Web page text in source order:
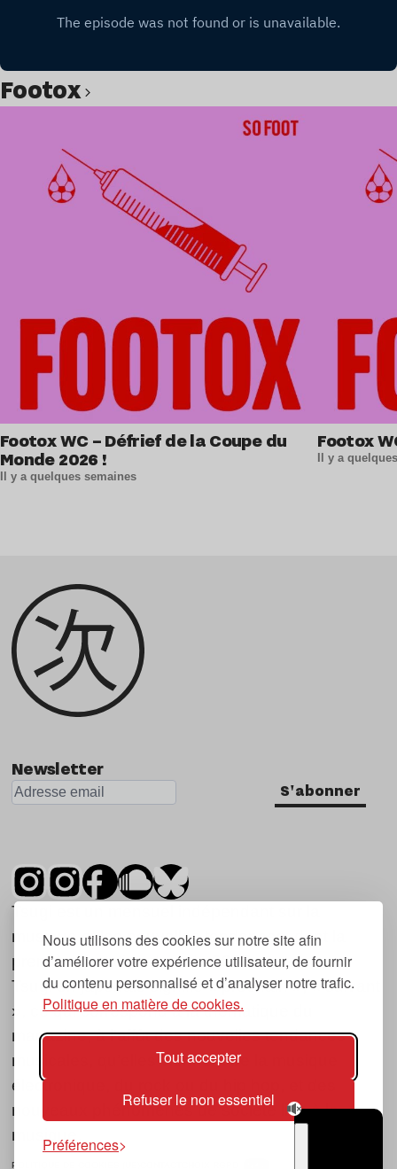
Nous utilisons des cookies sur notre site afin
d’améliorer votre expérience utilisateur, de fournir
du contenu personnalisé et d’analyser notre trafic.
Politique en matière de cookies.
Tout accepter
Refuser le non essentiel
Préférences
Footox
Footox WC – Défrief de la Coupe du
Monde 2026 !
Il y a quelques semaines
Footox
Il y a
Lire l’article
Newsletter
S'abonner
Tsugi est un mensuel indépendant sur la
musique et les nouvelles tendances, dont la
première parution date de 2007.
Tsugi en japonais signifie « prochain », « suivant
», ce qui correspond à la thématique du
magazine, à l’affût des nouvelles tendances
musicales, qu’elles viennent de la musique
électronique, du rock ou du hip hop, et des
nouveaux phénomènes de société liés à la
musique.
POLITIQUE DE COOKIES (UE)